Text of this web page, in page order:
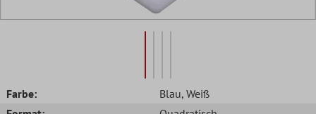
Farbe: Blau, Weiß